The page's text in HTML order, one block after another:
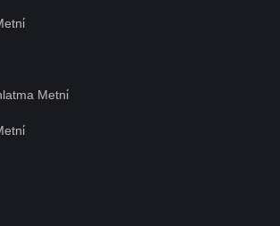
Metni̇